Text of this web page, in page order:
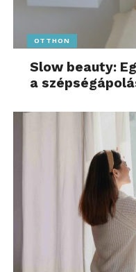
OTTHON
Slow beauty:
a